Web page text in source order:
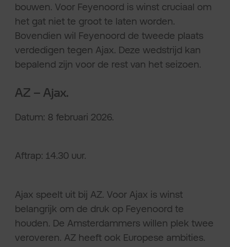
bouwen. Voor Feyenoord is winst cruciaal om
het gat niet te groot te laten worden.
Bovendien wil Feyenoord de tweede plaats
verdedigen tegen Ajax. Deze wedstrijd kan
bepalend zijn voor de rest van het seizoen.
AZ – Ajax.
Datum: 8 februari 2026.
Aftrap: 14.30 uur.
Ajax speelt uit bij AZ. Voor Ajax is winst
belangrijk om de druk op Feyenoord te
houden. De Amsterdammers willen plek twee
veroveren. AZ heeft ook Europese ambities.